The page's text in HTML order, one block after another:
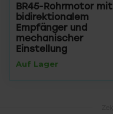
BR45-Rohrmotor mit
bidirektionalem
Empfänger und
mechanischer
Einstellung
Auf Lager